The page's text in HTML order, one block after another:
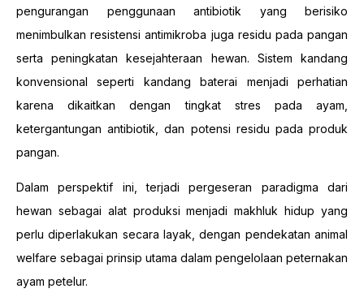
pengurangan penggunaan antibiotik yang berisiko
menimbulkan resistensi antimikroba juga residu pada pangan
serta peningkatan kesejahteraan hewan. Sistem kandang
konvensional seperti kandang baterai menjadi perhatian
karena dikaitkan dengan tingkat stres pada ayam,
ketergantungan antibiotik, dan potensi residu pada produk
pangan.
Dalam perspektif ini, terjadi pergeseran paradigma dari
hewan sebagai alat produksi menjadi makhluk hidup yang
perlu diperlakukan secara layak, dengan pendekatan animal
welfare sebagai prinsip utama dalam pengelolaan peternakan
ayam petelur.